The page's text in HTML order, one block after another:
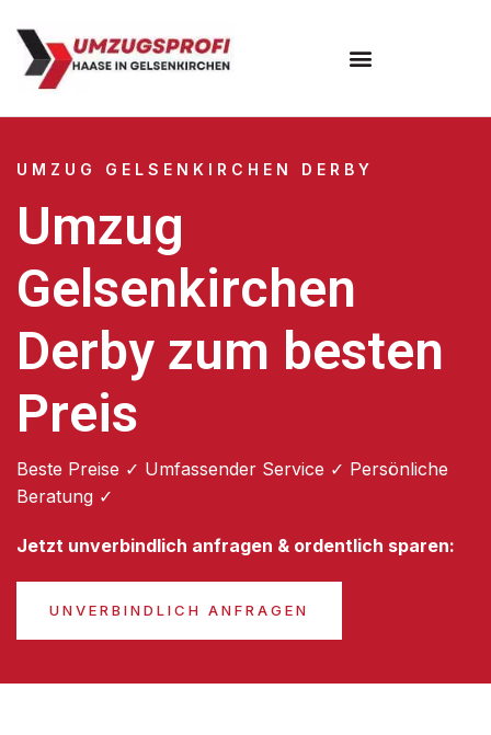
UMZUG GELSENKIRCHEN DERBY
Umzug
Gelsenkirchen
Derby zum besten
Preis
Beste Preise ✓ Umfassender Service ✓ Persönliche
Beratung ✓
Jetzt unverbindlich anfragen & ordentlich sparen:
UNVERBINDLICH ANFRAGEN